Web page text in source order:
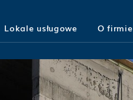
Lokale usługowe O firmie